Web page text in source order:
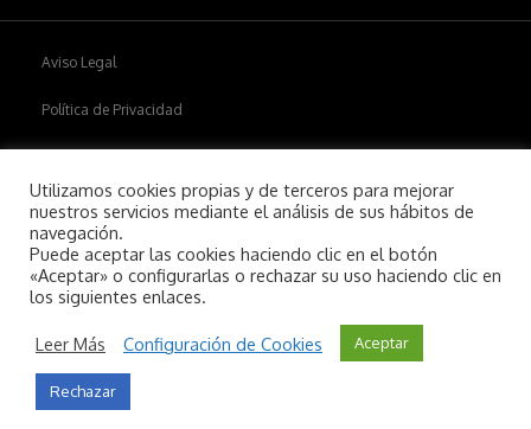
Aviso Legal
Política de Privacidad
Copyright © 2026Aiim.
Utilizamos cookies propias y de terceros para mejorar
nuestros servicios mediante el análisis de sus hábitos de
navegación.
Puede aceptar las cookies haciendo clic en el botón
«Aceptar» o configurarlas o rechazar su uso haciendo clic en
los siguientes enlaces.
Leer Más Configuración de Cookies Aceptar
Rechazar